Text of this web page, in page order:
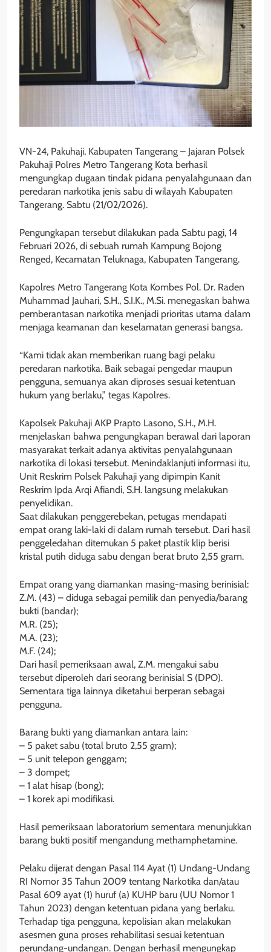
VN-24, Pakuhaji, Kabupaten Tangerang – Jajaran Polsek
Pakuhaji Polres Metro Tangerang Kota berhasil
mengungkap dugaan tindak pidana penyalahgunaan dan
peredaran narkotika jenis sabu di wilayah Kabupaten
Tangerang. Sabtu (21/02/2026).
Pengungkapan tersebut dilakukan pada Sabtu pagi, 14
Februari 2026, di sebuah rumah Kampung Bojong
Renged, Kecamatan Teluknaga, Kabupaten Tangerang.
Kapolres Metro Tangerang Kota Kombes Pol. Dr. Raden
Muhammad Jauhari, S.H., S.I.K., M.Si. menegaskan bahwa
pemberantasan narkotika menjadi prioritas utama dalam
menjaga keamanan dan keselamatan generasi bangsa.
“Kami tidak akan memberikan ruang bagi pelaku
peredaran narkotika. Baik sebagai pengedar maupun
pengguna, semuanya akan diproses sesuai ketentuan
hukum yang berlaku,” tegas Kapolres.
Kapolsek Pakuhaji AKP Prapto Lasono, S.H., M.H.
menjelaskan bahwa pengungkapan berawal dari laporan
masyarakat terkait adanya aktivitas penyalahgunaan
narkotika di lokasi tersebut. Menindaklanjuti informasi itu,
Unit Reskrim Polsek Pakuhaji yang dipimpin Kanit
Reskrim Ipda Arqi Afiandi, S.H. langsung melakukan
penyelidikan.
Saat dilakukan penggerebekan, petugas mendapati
empat orang laki-laki di dalam rumah tersebut. Dari hasil
penggeledahan ditemukan 5 paket plastik klip berisi
kristal putih diduga sabu dengan berat bruto 2,55 gram.
Empat orang yang diamankan masing-masing berinisial:
Z.M. (43) – diduga sebagai pemilik dan penyedia/barang
bukti (bandar);
M.R. (25);
M.A. (23);
M.F. (24);
Dari hasil pemeriksaan awal, Z.M. mengakui sabu
tersebut diperoleh dari seorang berinisial S (DPO).
Sementara tiga lainnya diketahui berperan sebagai
pengguna.
Barang bukti yang diamankan antara lain:
– 5 paket sabu (total bruto 2,55 gram);
– 5 unit telepon genggam;
– 3 dompet;
– 1 alat hisap (bong);
– 1 korek api modifikasi.
Hasil pemeriksaan laboratorium sementara menunjukkan
barang bukti positif mengandung methamphetamine.
Pelaku dijerat dengan Pasal 114 Ayat (1) Undang-Undang
RI Nomor 35 Tahun 2009 tentang Narkotika dan/atau
Pasal 609 ayat (1) huruf (a) KUHP baru (UU Nomor 1
Tahun 2023) dengan ketentuan pidana yang berlaku.
Terhadap tiga pengguna, kepolisian akan melakukan
asesmen guna proses rehabilitasi sesuai ketentuan
perundang-undangan. Dengan berhasil mengungkap